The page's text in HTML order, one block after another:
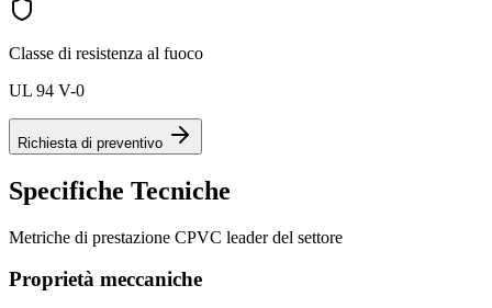
Classe di resistenza al fuoco
UL 94 V-0
Richiesta di preventivo
Specifiche Tecniche
Metriche di prestazione CPVC leader del settore
Proprietà meccaniche